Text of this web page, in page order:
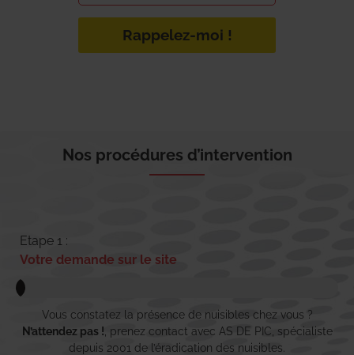
Rappelez-moi !
Nos procédures d’intervention
Etape 1 :
Votre demande sur le site
Vous constatez la présence de nuisibles chez vous ?
N’attendez pas ! , prenez contact avec AS DE PIC, spécialiste
depuis 2001 de l’éradication des nuisibles.